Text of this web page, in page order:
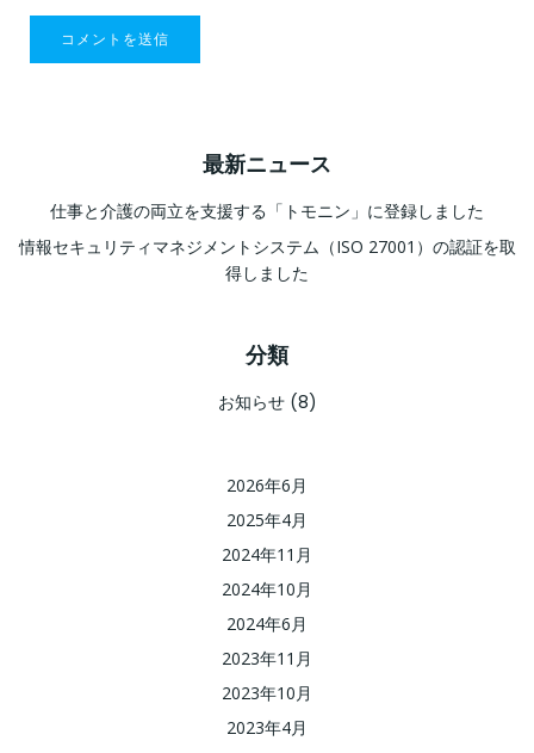
最新ニュース
仕事と介護の両立を支援する「トモニン」に登録しました
情報セキュリティマネジメントシステム（ISO 27001）の認証を取
得しました
分類
お知らせ(8)
2026年6月
2025年4月
2024年11月
2024年10月
2024年6月
2023年11月
2023年10月
2023年4月